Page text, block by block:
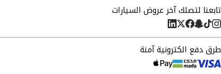
تابعنا لتصلك آخر عروض السيارات
طرق دفع الكترونية آمنة